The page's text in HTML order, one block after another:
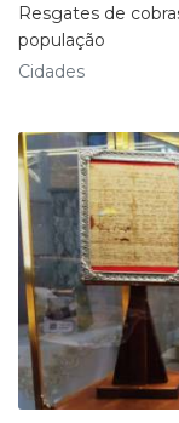
Resgates de
população
Cidades